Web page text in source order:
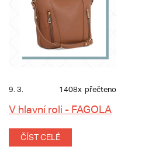
9. 3. 1408x přečteno
V hlavní roli - FAGOLA
ČÍST CELÉ